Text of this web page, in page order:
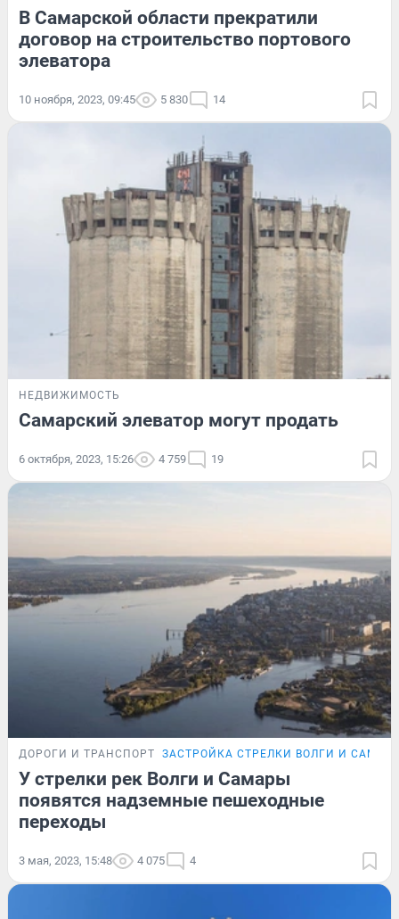
В Самарской области прекратили
договор на строительство портового
элеватора
10 ноября, 2023, 09:45 5 830 14
НЕДВИЖИМОСТЬ
Самарский элеватор могут продать
6 октября, 2023, 15:26 4 759 19
ДОРОГИ И ТРАНСПОРТ ЗАСТРОЙКА СТРЕЛКИ ВОЛГИ И
У стрелки рек Волги и Самары
появятся надземные пешеходные
переходы
3 мая, 2023, 15:48 4 075 4